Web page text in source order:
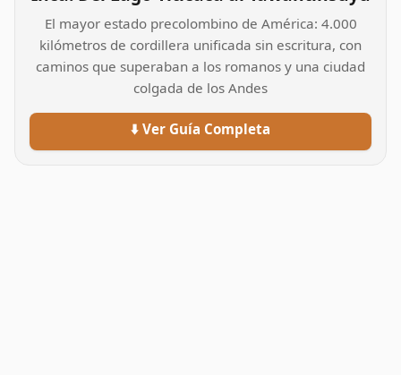
El mayor estado precolombino de América: 4.000
kilómetros de cordillera unificada sin escritura, con
caminos que superaban a los romanos y una ciudad
colgada de los Andes
⬇️ Ver Guía Completa